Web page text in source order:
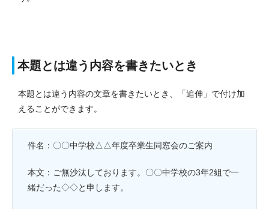
本題とは違う内容を書きたいとき
本題とは違う内容の文章を書きたいとき、「追伸」で付け加
えることができます。
件名：〇〇中学校△△年度卒業生同窓会のご案内
本文：ご無沙汰しております。〇〇中学校の3年2組で一
緒だった◇◇と申します。